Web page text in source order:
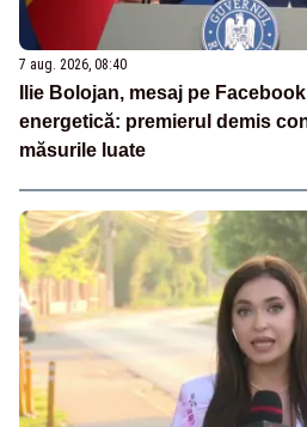
7 aug. 2026, 08:40
Ilie Bolojan, mesaj pe
energetică: premierul demis
măsurile luate